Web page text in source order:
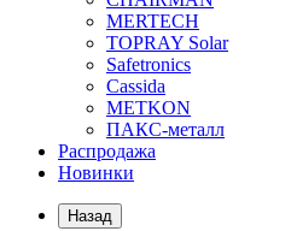
MERTECH
TOPRAY Solar
Safetronics
Cassida
METKON
ПАКС-металл
Распродажа
Новинки
Назад